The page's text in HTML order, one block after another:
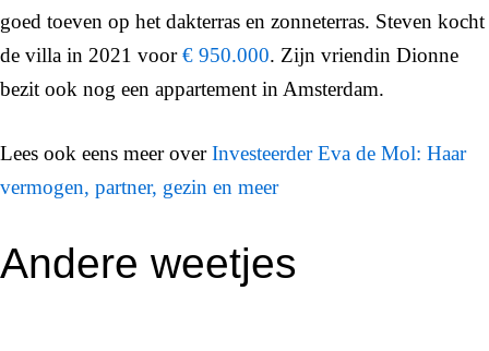
goed toeven op het dakterras en zonneterras. Steven kocht
de villa in 2021 voor€ 950.000. Zijn vriendin Dionne
bezit ook nog een appartement in Amsterdam.
Lees ook eens meer overInvesteerder Eva de Mol: Haar
vermogen, partner, gezin en meer
Andere weetjes